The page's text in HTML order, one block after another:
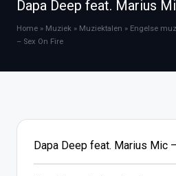
Dapa Deep feat. Marius
Home » Muziek » Muziektalen » Engelse
– Sex On Fire
Dapa Deep feat. Marius Mic